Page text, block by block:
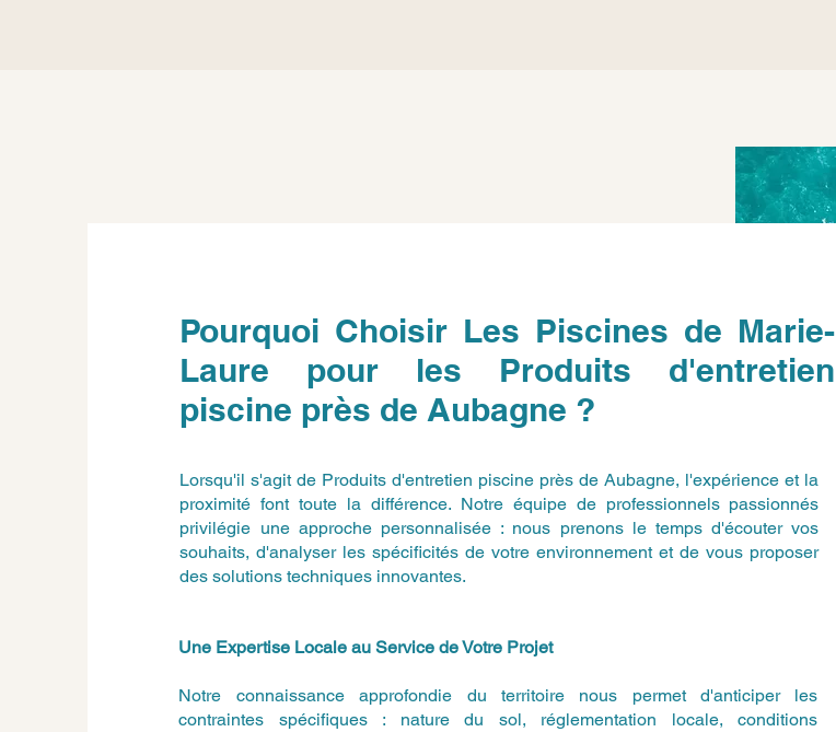
Pourquoi Choisir Les Piscines de Marie-
Laure pour les Produits d'entretien
piscine près de Aubagne ?
Lorsqu'il s'agit de Produits d'entretien piscine près de Aubagne, l'expérience et la
proximité font toute la différence. Notre équipe de professionnels passionnés
privilégie une approche personnalisée : nous prenons le temps d'écouter vos
souhaits, d'analyser les spécificités de votre environnement et de vous proposer
des solutions techniques innovantes.
Une Expertise Locale au Service de Votre Projet
Notre connaissance approfondie du territoire nous permet d'anticiper les
contraintes spécifiques : nature du sol, réglementation locale, conditions